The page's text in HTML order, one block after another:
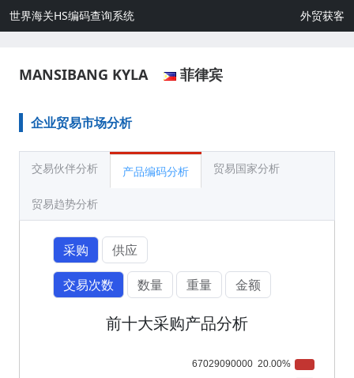
世界海关HS编码查询系统 外贸获客
MANSIBANG KYLA 菲律宾
企业贸易市场分析
交易伙伴分析 产品编码分析 贸易国家分析
贸易趋势分析
采购
供应
交易次数
数量 重量 金额
前十大采购产品分析